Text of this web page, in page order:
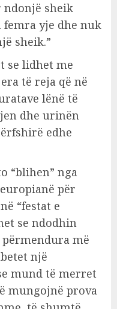
sheik
femra yje dhe nuk
sheik.”
se lidhet me
të reja që në
lënë të
dhe urinën
edhe
“blihen” nga
për
“festat e
se ndodhin
më
një
mund të merret
mungojnë prova